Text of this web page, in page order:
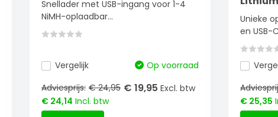
Snellader met USB-ingang voor 1-4
NiMH-oplaadbar...
Vergelijk
Op voorraad
Adviesprijs: € 24,95 € 19,95 Excl. btw
€ 24,14 Incl. btw
Unieke
en USB-
€ 25,35